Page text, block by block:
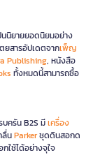
นนิยายยอดนิยมอย่าง
ยสารอัปเดตจากเพ็ญ
Publishing, หนังสือ
ทั้งหมดนี้สามารถซื้อ
ครัน B2S มีเครื่อง
ลื่นParkerชุดดินสอกด
ใช้ได้อย่างจุใจ